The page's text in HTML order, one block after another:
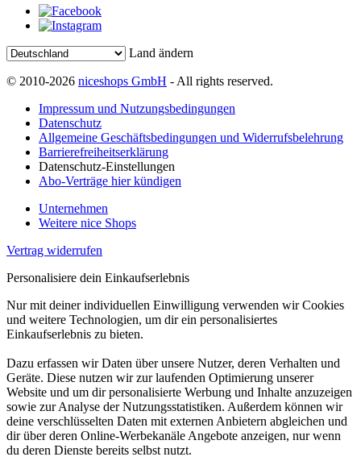
Land ändern
© 2010-2026 niceshops GmbH - All rights reserved.
Impressum und Nutzungsbedingungen
Datenschutz
Allgemeine Geschäftsbedingungen und Widerrufsbelehrung
Barrierefreiheitserklärung
Datenschutz-Einstellungen
Abo-Verträge hier kündigen
Unternehmen
Weitere nice Shops
Vertrag widerrufen
Personalisiere dein Einkaufserlebnis
Nur mit deiner individuellen Einwilligung verwenden wir Cookies
und weitere Technologien, um dir ein personalisiertes
Einkaufserlebnis zu bieten.
Dazu erfassen wir Daten über unsere Nutzer, deren Verhalten und
Geräte. Diese nutzen wir zur laufenden Optimierung unserer
Website und um dir personalisierte Werbung und Inhalte anzuzeigen
sowie zur Analyse der Nutzungsstatistiken. Außerdem können wir
deine verschlüsselten Daten mit externen Anbietern abgleichen und
dir über deren Online-Werbekanäle Angebote anzeigen, nur wenn
du deren Dienste bereits selbst nutzt.